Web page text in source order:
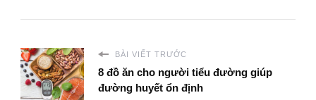
BÀI VIẾT TRƯỚC
8 đồ ăn cho người tiểu đường giúp
đường huyết ổn định